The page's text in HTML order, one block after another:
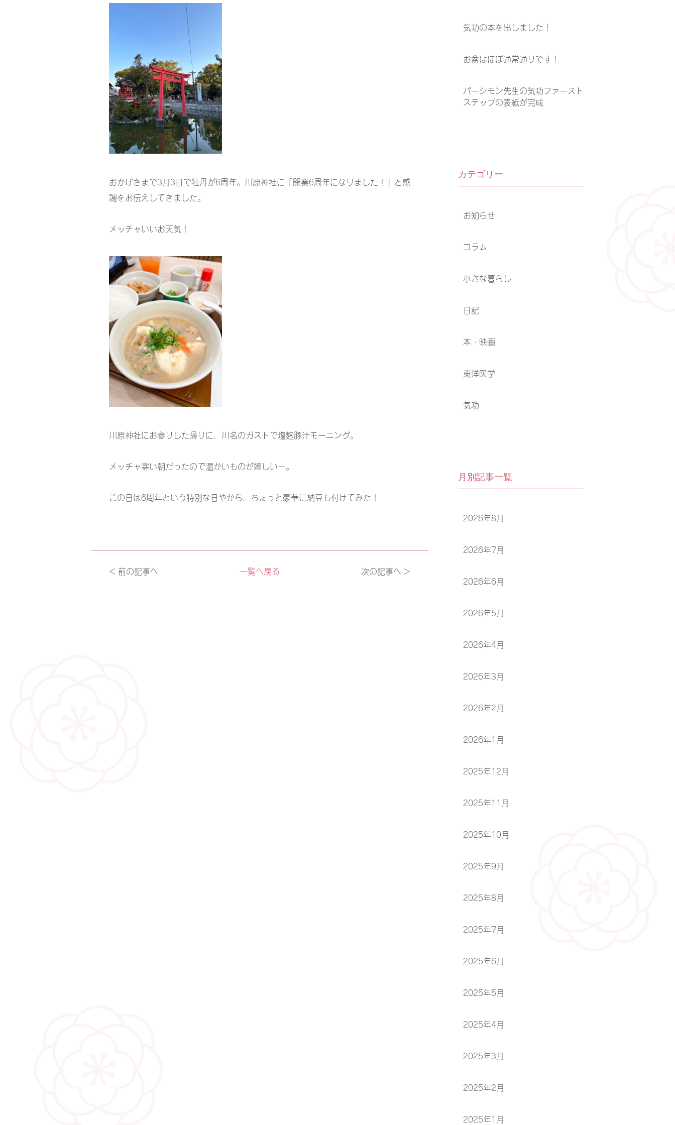
おかげさまで3月3日で牡丹が6周年。川原神社に「開業6周年になりました！」と感
謝をお伝えしてきました。
メッチャいいお天気！
川原神社にお参りした帰りに、川名のガストで塩麹豚汁モーニング。
メッチャ寒い朝だったので温かいものが嬉しいー。
この日は6周年という特別な日やから、ちょっと豪華に納豆も付けてみた！
< 前の記事へ 一覧へ戻る 次の記事へ >
気功の本を出しました！
お盆はほぼ通常通りです！
パーシモン先生の気功ファースト
ステップの表紙が完成
カテゴリー
お知らせ
コラム
小さな暮らし
日記
本・映画
東洋医学
気功
月別記事一覧
2026年8月
2026年7月
2026年6月
2026年5月
2026年4月
2026年3月
2026年2月
2026年1月
2025年12月
2025年11月
2025年10月
2025年9月
2025年8月
2025年7月
2025年6月
2025年5月
2025年4月
2025年3月
2025年2月
2025年1月